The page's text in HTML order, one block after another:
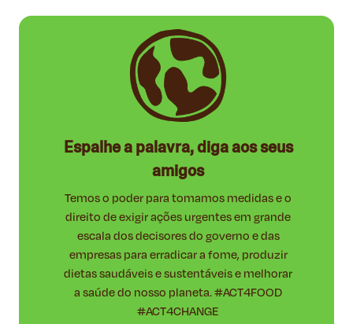
Espalhe a palavra, diga aos seus
amigos
Temos o poder para tomamos medidas e o
direito de exigir ações urgentes em grande
escala dos decisores do governo e das
empresas para erradicar a fome, produzir
dietas saudáveis e sustentáveis e melhorar
a saúde do nosso planeta. #ACT4FOOD
#ACT4CHANGE